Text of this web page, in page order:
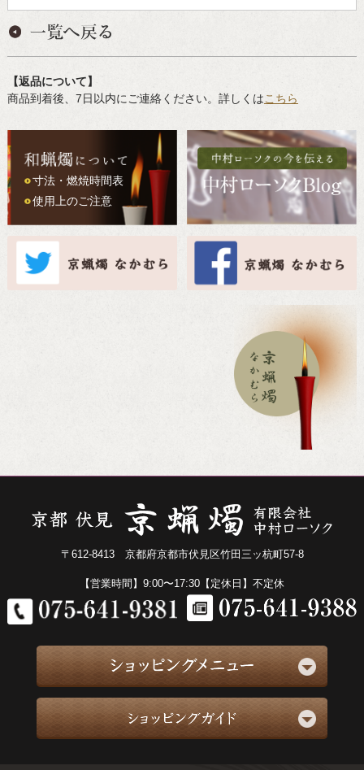
【返品について】
商品到着後、7日以内にご連絡ください。詳しくはこちら
寸法・燃焼時間表
使用上のご注意
〒612-8413 京都府京都市伏見区竹田三ッ杭町57-8
【営業時間】9:00〜17:30【定休日】不定休